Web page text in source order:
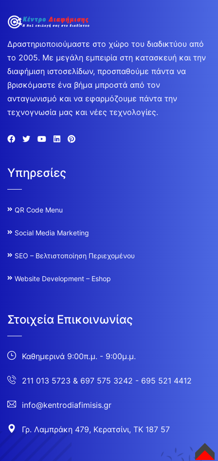
Δραστηριοποιούμαστε στο χώρο του διαδικτύου από
το 2005. Με μεγάλη εμπειρία στη κατασκευή και την
διαφήμιση ιστοσελίδων, προσπαθούμε πάντα να
βρισκόμαστε ένα βήμα μπροστά από τον
ανταγωνισμό και να εφαρμόζουμε πάντα την
τεχνογνωσία μας και νέες τεχνολογίες.
Υπηρεσίες
QR Code Menu
Social Media Marketing
SEO – Βελτιστοποίηση Περιεχομένου
Website Development – Eshop
Στοιχεία Επικοινωνίας
Καθημερινά 9:00π.μ. - 9:00μ.μ.
211 013 5723 & 697 575 3242 - 695 521 4412
info@kentrodiafimisis.gr
Γρ. Λαμπράκη 479, Κερατσίνι, ΤΚ 187 57
TOP